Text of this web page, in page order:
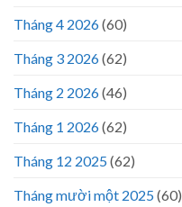
Tháng 4 2026(60)
Tháng 3 2026(62)
Tháng 2 2026(46)
Tháng 1 2026(62)
Tháng 12 2025(62)
Tháng mười một 2025(60)